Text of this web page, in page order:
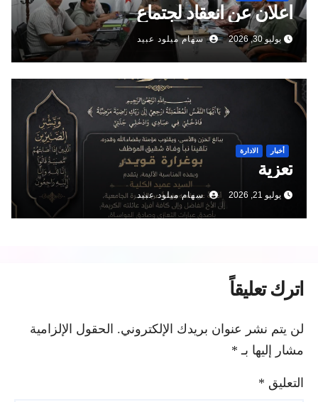
اعلان عن انعقاد لجتماع
يوليو 30, 2026 سهام ميلود عبيد
أخبار الادارة
تعزية
يوليو 21, 2026 سهام ميلود عبيد
اترك تعليقاً
لن يتم نشر عنوان بريدك الإلكتروني. الحقول الإلزامية
مشار إليها بـ *
التعليق*